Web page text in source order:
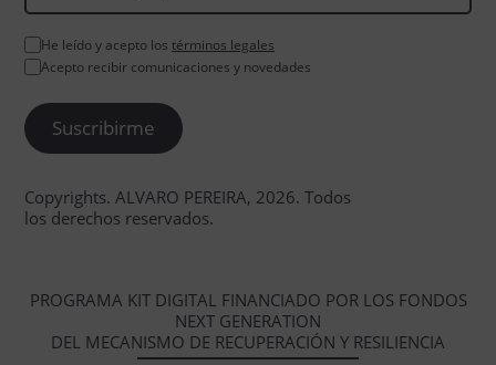
He leído y acepto los términos legales
Acepto recibir comunicaciones y novedades
Copyrights. ALVARO PEREIRA, 2026. Todos
los derechos reservados.
PROGRAMA KIT DIGITAL FINANCIADO POR LOS FONDOS
NEXT GENERATION
DEL MECANISMO DE RECUPERACIÓN Y RESILIENCIA